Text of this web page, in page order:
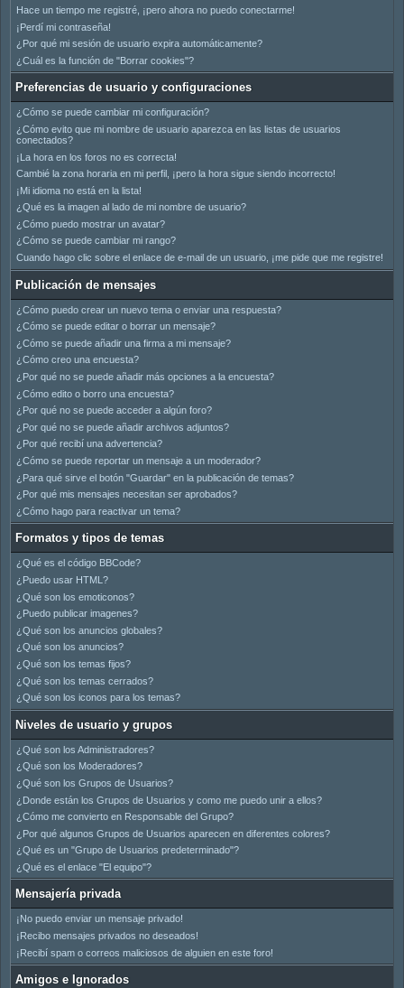
Hace un tiempo me registré, ¡pero ahora no puedo conectarme!
¡Perdí mi contraseña!
¿Por qué mi sesión de usuario expira automáticamente?
¿Cuál es la función de "Borrar cookies"?
Preferencias de usuario y configuraciones
¿Cómo se puede cambiar mi configuración?
¿Cómo evito que mi nombre de usuario aparezca en las listas de usuarios
conectados?
¡La hora en los foros no es correcta!
Cambié la zona horaria en mi perfil, ¡pero la hora sigue siendo incorrecto!
¡Mi idioma no está en la lista!
¿Qué es la imagen al lado de mi nombre de usuario?
¿Cómo puedo mostrar un avatar?
¿Cómo se puede cambiar mi rango?
Cuando hago clic sobre el enlace de e-mail de un usuario, ¡me pide que me registre!
Publicación de mensajes
¿Cómo puedo crear un nuevo tema o enviar una respuesta?
¿Cómo se puede editar o borrar un mensaje?
¿Cómo se puede añadir una firma a mi mensaje?
¿Cómo creo una encuesta?
¿Por qué no se puede añadir más opciones a la encuesta?
¿Cómo edito o borro una encuesta?
¿Por qué no se puede acceder a algún foro?
¿Por qué no se puede añadir archivos adjuntos?
¿Por qué recibí una advertencia?
¿Cómo se puede reportar un mensaje a un moderador?
¿Para qué sirve el botón "Guardar" en la publicación de temas?
¿Por qué mis mensajes necesitan ser aprobados?
¿Cómo hago para reactivar un tema?
Formatos y tipos de temas
¿Qué es el código BBCode?
¿Puedo usar HTML?
¿Qué son los emoticonos?
¿Puedo publicar imagenes?
¿Qué son los anuncios globales?
¿Qué son los anuncios?
¿Qué son los temas fijos?
¿Qué son los temas cerrados?
¿Qué son los iconos para los temas?
Niveles de usuario y grupos
¿Qué son los Administradores?
¿Qué son los Moderadores?
¿Qué son los Grupos de Usuarios?
¿Donde están los Grupos de Usuarios y como me puedo unir a ellos?
¿Cómo me convierto en Responsable del Grupo?
¿Por qué algunos Grupos de Usuarios aparecen en diferentes colores?
¿Qué es un "Grupo de Usuarios predeterminado"?
¿Qué es el enlace "El equipo"?
Mensajería privada
¡No puedo enviar un mensaje privado!
¡Recibo mensajes privados no deseados!
¡Recibí spam o correos maliciosos de alguien en este foro!
Amigos e Ignorados